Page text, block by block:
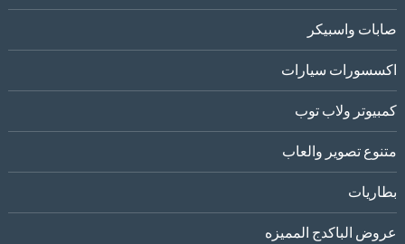
صابات واسبيكر
اكسسورات سيارات
كمبيوتر ولاب توب
متنوع تصوير والعاب
بطاريات
عروض الباكدج المميزه